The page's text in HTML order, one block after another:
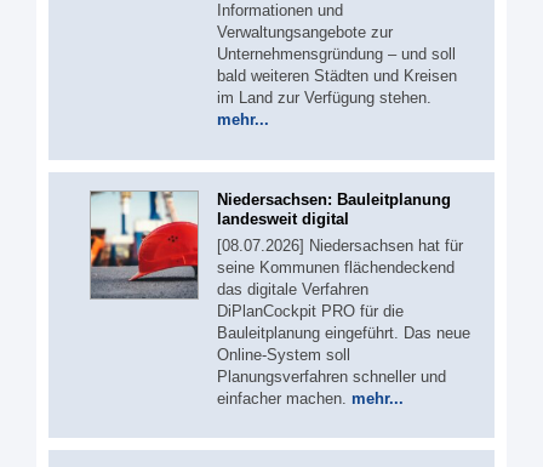
Informationen und
Verwaltungsangebote zur
Unternehmensgründung – und soll
bald weiteren Städten und Kreisen
im Land zur Verfügung stehen.
mehr...
Niedersachsen: Bauleitplanung
landesweit digital
[08.07.2026] Niedersachsen hat für
seine Kommunen flächendeckend
das digitale Verfahren
DiPlanCockpit PRO für die
Bauleitplanung eingeführt. Das neue
Online-System soll
Planungsverfahren schneller und
einfacher machen. mehr...